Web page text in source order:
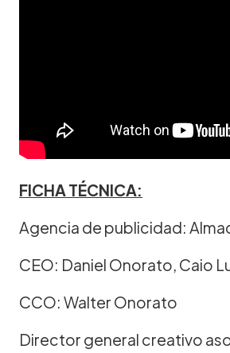
FICHA TÉCNICA:
Agencia de publicidad:
CEO: Daniel Onorato, Caio
CCO: Walter Onorato
Director general creativo